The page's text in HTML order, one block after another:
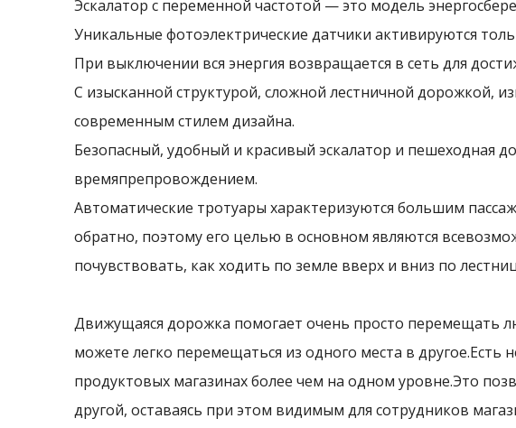
Эскалатор с переменной частотой — это модель
Уникальные фотоэлектрические датчики активируются
При выключении вся энергия возвращается в сеть для
С изысканной структурой, сложной лестничной
современным стилем дизайна.
Безопасный, удобный и красивый эскалатор и пешеходная
времяпрепровождением.
Автоматические тротуары характеризуются большим
обратно, поэтому его целью в основном являются
почувствовать, как ходить по земле вверх и вниз по
Движущаяся дорожка помогает очень просто перемещать
можете легко перемещаться из одного места в
продуктовых магазинах более чем на одном уровне.Это
другой, оставаясь при этом видимым для сотрудников